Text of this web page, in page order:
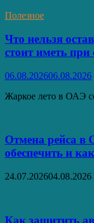
Полезное
Что нельзя
стоит иметь при
06.08.202606.08.2026
Жаркое лето в ОАЭ
Отмена рейса в
обеспечить и
24.07.202604.08.2026
Как защитить